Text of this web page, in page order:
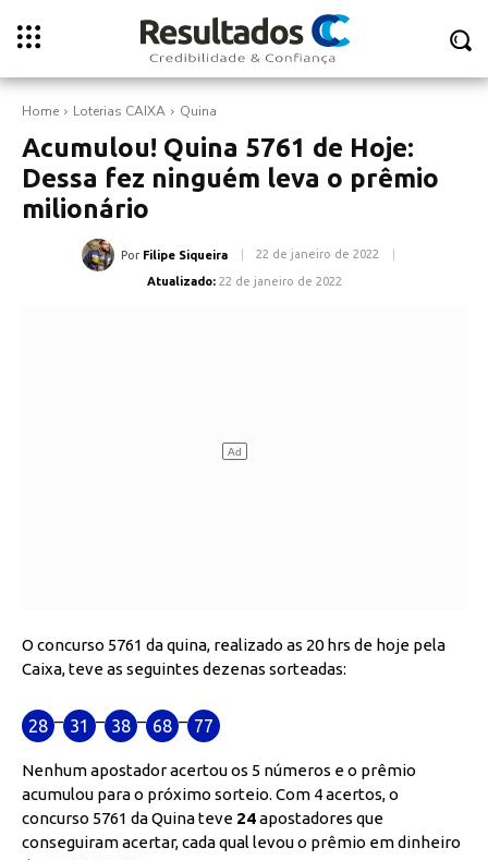
Home Loterias CAIXA Quina
Acumulou! Quina 5761 de Hoje:
Dessa fez ninguém leva o prêmio
milionário
Por Filipe Siqueira 22 de janeiro de 2022
Atualizado: 22 de janeiro de 2022
O concurso 5761 da quina, realizado as 20 hrs de hoje pela
Caixa, teve as seguintes dezenas sorteadas:
28 – 31 – 38 – 68 – 77
Nenhum apostador acertou os 5 números e o prêmio
acumulou para o próximo sorteio. Com 4 acertos, o
concurso 5761 da Quina teve 24apostadores que
conseguiram acertar, cada qual levou o prêmio em dinheiro